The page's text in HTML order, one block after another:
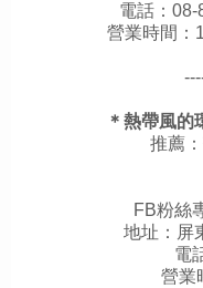
電話：08-
營業時間：
＊熱帶風的
推薦
FB粉絲
地址：屏
電
營業